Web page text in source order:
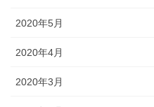
2020年5月
2020年4月
2020年3月